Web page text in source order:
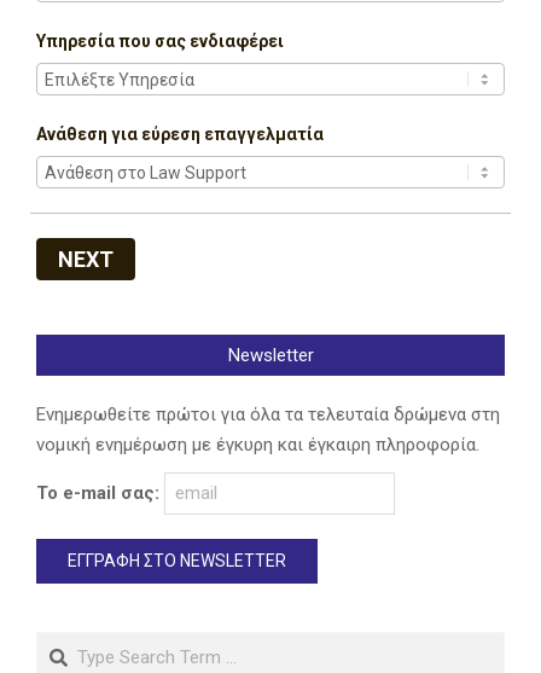
Υπηρεσία που σας ενδιαφέρει
Ανάθεση για εύρεση επαγγελματία
NEXT
Newsletter
Ενημερωθείτε πρώτοι για όλα τα τελευταία δρώμενα στη
νομική ενημέρωση με έγκυρη και έγκαιρη πληροφορία.
Το e-mail σας:
Search